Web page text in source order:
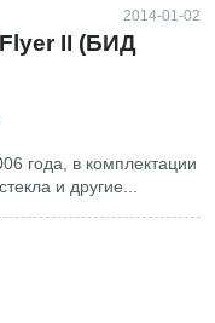
2014-01-02
II (БИД
года, в комплектации
и другие...